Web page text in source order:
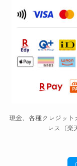
現金、各種クレジット
レス（楽